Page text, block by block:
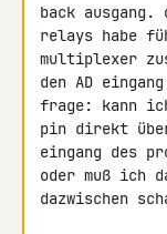
back
relays habe
multiplexer
den AD
frage: kann
pin direkt
eingang des
oder muß ich
dazwischen